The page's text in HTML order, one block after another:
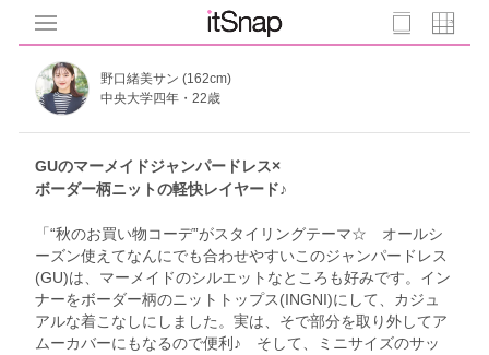
野口緒美サン (162cm)
中央大学四年・22歳
GUのマーメイドジャンパードレス×
ボーダー柄ニットの軽快レイヤード♪
「“秋のお買い物コーデ”がスタイリングテーマ☆ オールシ
ーズン使えてなんにでも合わせやすいこのジャンパードレス
(GU)は、マーメイドのシルエットなところも好みです。イン
ナーをボーダー柄のニットトップス(INGNI)にして、カジュ
アルな着こなしにしました。実は、そで部分を取り外してア
ムーカバーにもなるので便利♪ そして、ミニサイズのサッ